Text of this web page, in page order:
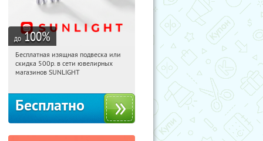
до 100%
13:15:59 Получили:
Россия
Бесплатная изящная подвеска или
скидка 500р. в сети ювелирных
магазинов SUNLIGHT
Бесплатно